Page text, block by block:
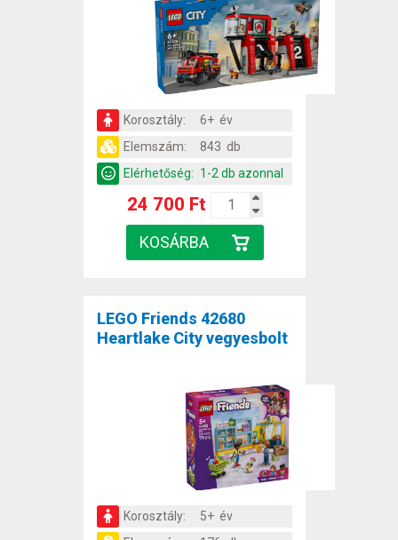
Korosztály:
6+ év
Elemszám:
843 db
Elérhetőség: 1-2 db azonnal
24 700 Ft
LEGO Friends 42680
Heartlake City vegyesbolt
Korosztály:
5+ év